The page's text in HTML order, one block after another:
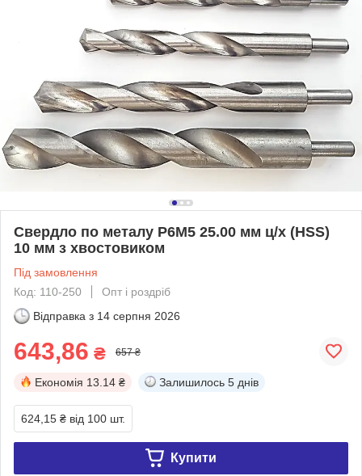
Свердло по металу Р6М5 25.00 мм ц/х (HSS)
10 мм з хвостовиком
Під замовлення
Код: 110-250
Опт і роздріб
Відправка з 14 серпня 2026
643,86 ₴ 657 ₴
Економія 13.14 ₴ Залишилось 5 днів
624,15 ₴ від 100 шт.
Купити